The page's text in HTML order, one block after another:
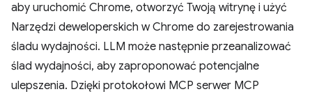
aby uruchomić Chrome, otworzyć Twoją witrynę i użyć
Narzędzi deweloperskich w Chrome do zarejestrowania
śladu wydajności. LLM może następnie przeanalizować
ślad wydajności, aby zaproponować potencjalne
ulepszenia. Dzięki protokołowi MCP serwer MCP